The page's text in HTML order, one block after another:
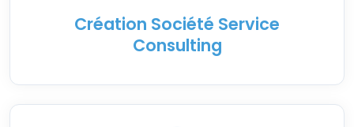
Création Société Service
Consulting